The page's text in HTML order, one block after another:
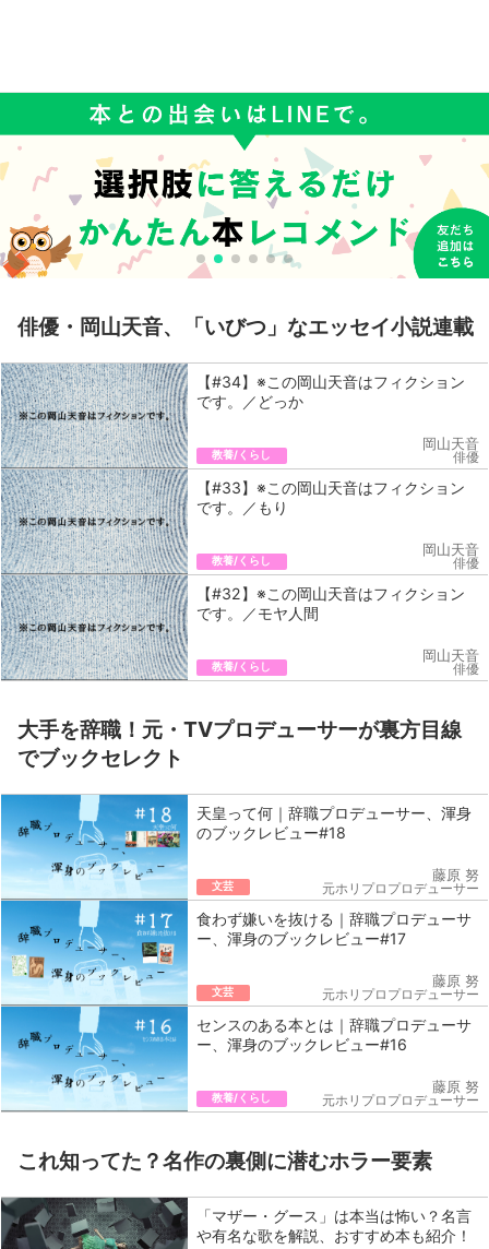
俳優・岡山天音、「いびつ」なエッセイ小説連載
【#34】※この岡山天音はフィクション
です。／どっか
教養/くらし
岡山天音
俳優
【#33】※この岡山天音はフィクション
です。／もり
教養/くらし
岡山天音
俳優
【#32】※この岡山天音はフィクション
です。／モヤ人間
教養/くらし
岡山天音
俳優
大手を辞職！元・TVプロデューサーが裏方目線
でブックセレクト
天皇って何｜辞職プロデューサー、渾身
のブックレビュー#18
文芸
藤原 努
元ホリプロプロデューサー
食わず嫌いを抜ける｜辞職プロデューサ
ー、渾身のブックレビュー#17
文芸
藤原 努
元ホリプロプロデューサー
センスのある本とは｜辞職プロデューサ
ー、渾身のブックレビュー#16
教養/くらし
藤原 努
元ホリプロプロデューサー
これ知ってた？名作の裏側に潜むホラー要素
「マザー・グース」は本当は怖い？名言
や有名な歌を解説、おすすめ本も紹介！